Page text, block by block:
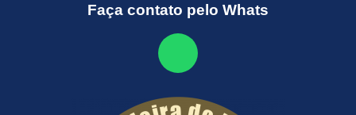
Faça contato pelo Whats